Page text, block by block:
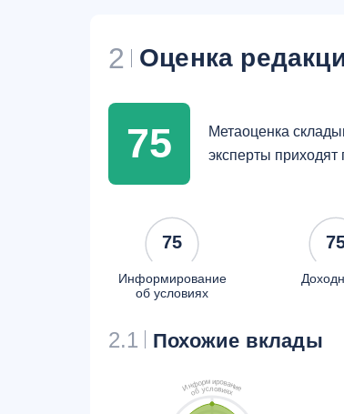
2 Оценка
75
Метаоценка
эксперты
75
Информирование
об условиях
2.1 Похожие вклады
Информ ирование
об условиях